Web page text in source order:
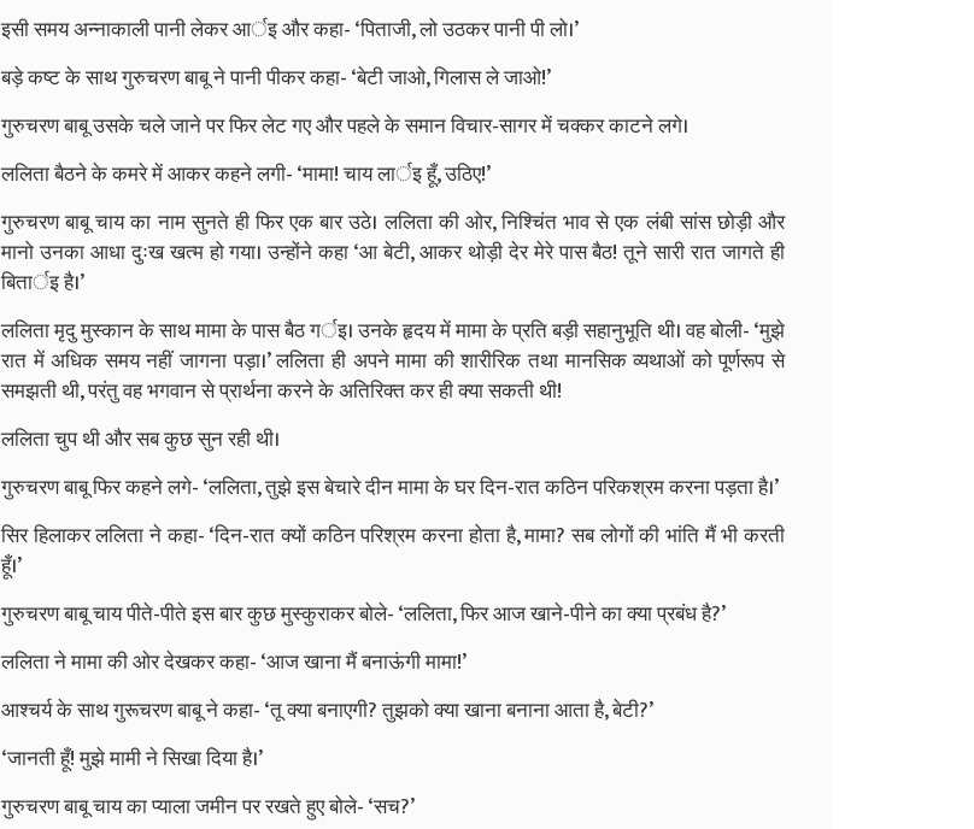
इसी समय अन्नाकाली पानी लेकर आर्इ और कहा- ‘पिताजी, लो उठकर पानी पी लो।’
बड़े कष्ट के साथ गुरुचरण बाबू ने पानी पीकर कहा- ‘बेटी जाओ, गिलास ले जाओ!’
गुरुचरण बाबू उसके चले जाने पर फिर लेट गए और पहले के समान विचार-सागर में चक्कर काटने लगे।
ललिता बैठने के कमरे में आकर कहने लगी- ‘मामा! चाय लार्इ हूँ, उठिए!’
गुरुचरण बाबू चाय का नाम सुनते ही फिर एक बार उठे। ललिता की ओर, निश्चिंत भाव से एक लंबी सांस छोड़ी और
मानो उनका आधा दुःख खत्म हो गया। उन्होंने कहा ‘आ बेटी, आकर थोड़ी देर मेरे पास बैठ! तूने सारी रात जागते ही
बितार्इ है।’
ललिता मृदु मुस्कान के साथ मामा के पास बैठ गर्इ। उनके हृदय में मामा के प्रति बड़ी सहानुभूति थी। वह बोली- ‘मुझे
रात में अधिक समय नहीं जागना पड़ा।’ ललिता ही अपने मामा की शारीरिक तथा मानसिक व्यथाओं को पूर्णरूप से
समझती थी, परंतु वह भगवान से प्रार्थना करने के अतिरिक्त कर ही क्या सकती थी!
ललिता चुप थी और सब कुछ सुन रही थी।
गुरुचरण बाबू फिर कहने लगे- ‘ललिता, तुझे इस बेचारे दीन मामा के घर दिन-रात कठिन परिकश्रम करना पड़ता है।’
सिर हिलाकर ललिता ने कहा- ‘दिन-रात क्यों कठिन परिश्रम करना होता है, मामा? सब लोगों की भांति मैं भी करती
हूँ।’
गुरुचरण बाबू चाय पीते-पीते इस बार कुछ मुस्कुराकर बोले- ‘ललिता, फिर आज खाने-पीने का क्या प्रबंध है?’
ललिता ने मामा की ओर देखकर कहा- ‘आज खाना मैं बनाऊंगी मामा!’
आश्चर्य के साथ गुरूचरण बाबू ने कहा- ‘तू क्या बनाएगी? तुझको क्या खाना बनाना आता है, बेटी?’
‘जानती हूँ! मुझे मामी ने सिखा दिया है।’
गुरुचरण बाबू चाय का प्याला जमीन पर रखते हुए बोले- ‘सच?’